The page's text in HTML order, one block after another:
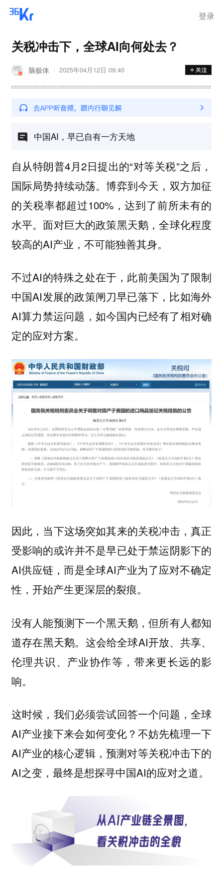
登录
关税冲击下，全球AI向何处去？
脑极体 2025年04月12日 09:40
中国AI，早已自有一方天地
自从特朗普4月2日提出的“对等关税”之后，
国际局势持续动荡。博弈到今天，双方加征
的关税率都超过100%，达到了前所未有的
水平。面对巨大的政策黑天鹅，全球化程度
较高的AI产业，不可能独善其身。
不过AI的特殊之处在于，此前美国为了限制
中国AI发展的政策闸刀早已落下，比如海外
AI算力禁运问题，如今国内已经有了相对确
定的应对方案。
因此，当下这场突如其来的关税冲击，真正
受影响的或许并不是早已处于禁运阴影下的
AI供应链，而是全球AI产业为了应对不确定
性，开始产生更深层的裂痕。
没有人能预测下一个黑天鹅，但所有人都知
道存在黑天鹅。这会给全球AI开放、共享、
伦理共识、产业协作等，带来更长远的影
响。
这时候，我们必须尝试回答一个问题，全球
AI产业接下来会如何变化？不妨先梳理一下
AI产业的核心逻辑，预测对等关税冲击下的
AI之变，最终是想探寻中国AI的应对之道。